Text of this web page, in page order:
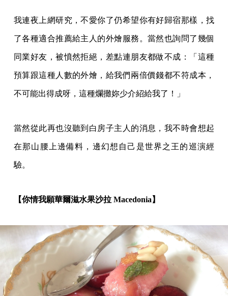
我連夜上網研究，不愛你了仍希望你有好歸宿那樣，找
了各種適合推薦給主人的外燴服務。當然也詢問了幾個
同業好友，被憤然拒絕，差點連朋友都做不成：「這種
預算跟這種人數的外燴，給我們兩倍價錢都不符成本，
不可能出得成呀，這種爛攤妳少介紹給我了！」
當然從此再也沒聽到白房子主人的消息，我不時會想起
在那山腰上邊備料，邊幻想自己是世界之王的巡演經
驗。
【你情我願華爾滋水果沙拉 Macedonia】